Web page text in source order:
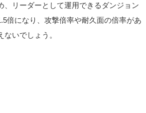
、リーダーとして運用できるダンジョン
倍になり、攻撃倍率や耐久面の倍率があ
いでしょう。